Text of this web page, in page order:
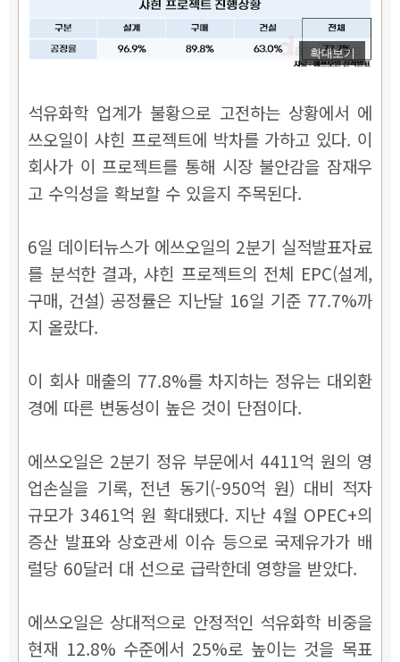
확대보기
석유화학 업계가 불황으로 고전하는 상황에서 에
쓰오일이 샤힌 프로젝트에 박차를 가하고 있다. 이
회사가 이 프로젝트를 통해 시장 불안감을 잠재우
고 수익성을 확보할 수 있을지 주목된다.
6일 데이터뉴스가 에쓰오일의 2분기 실적발표자료
를 분석한 결과, 샤힌 프로젝트의 전체 EPC(설계,
구매, 건설) 공정률은 지난달 16일 기준 77.7%까
지 올랐다.
이 회사 매출의 77.8%를 차지하는 정유는 대외환
경에 따른 변동성이 높은 것이 단점이다.
에쓰오일은 2분기 정유 부문에서 4411억 원의 영
업손실을 기록, 전년 동기(-950억 원) 대비 적자
규모가 3461억 원 확대됐다. 지난 4월 OPEC+의
증산 발표와 상호관세 이슈 등으로 국제유가가 배
럴당 60달러 대 선으로 급락한데 영향을 받았다.
에쓰오일은 상대적으로 안정적인 석유화학 비중을
현재 12.8% 수준에서 25%로 높이는 것을 목표